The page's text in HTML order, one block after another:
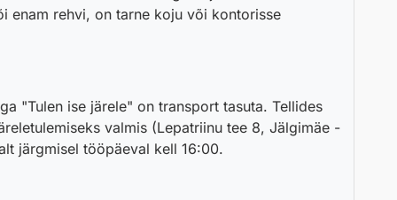
l
(
2
0
hea hinna-kvaliteedi suhte, uuenduslike tehnoloogiate
rehvide turul, tänu millele leidub nende tooteid
suunatud sportlikuma sõidustiili armastajatele,
ökonoomsusele ja mugavusele, olles ideaalne valik
WinterCraft lamellmudelid pakuvad
enam rehvi, on tarne koju või kontorisse
"Tulen ise järele" on transport tasuta. Tellides
valmis (Lepatriinu tee 8, Jälgimäe -
järgmisel tööpäeval kell 16:00.